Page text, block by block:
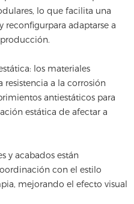
lo que facilita una
reconfigurpara adaptarse a
los materiales
resistencia a la corrosión
antiestáticos para
estática de afectar a
y acabados están
con el estilo
mejorando el efecto visual